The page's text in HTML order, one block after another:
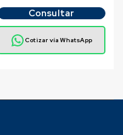
Consultar
Cotizar vía WhatsApp